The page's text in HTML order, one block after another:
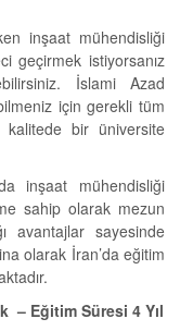
inşaat mühendisliği
geçirmek istiyorsanız
İslami Azad
için gerekli tüm
kalitede bir üniversite
inşaat mühendisliği
sahip olarak mezun
avantajlar sayesinde
olarak İran’da eğitim
– Eğitim Süresi 4 Yıl